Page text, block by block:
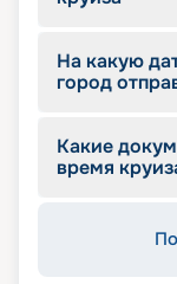
На какую
город
Какие
время